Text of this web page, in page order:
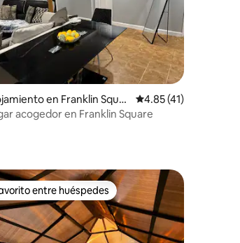
5 de 5, 8 reseñas
en Franklin Squar
Calificación
4.85 (41)
acogedor en Franklin Square
entre huéspedes
entre huéspedes